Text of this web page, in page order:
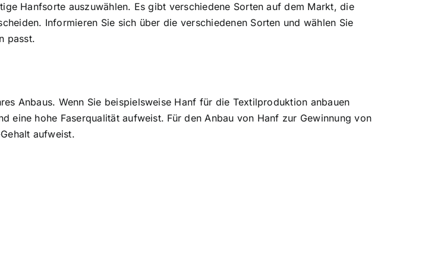
Hanfsorte auszuwählen. Es gibt verschiedene Sorten auf dem Markt, die
Informieren Sie sich über die verschiedenen Sorten und wählen Sie
passt.
Anbaus. Wenn Sie beispielsweise Hanf für die Textilproduktion anbauen
eine hohe Faserqualität aufweist. Für den Anbau von Hanf zur Gewinnung von
aufweist.